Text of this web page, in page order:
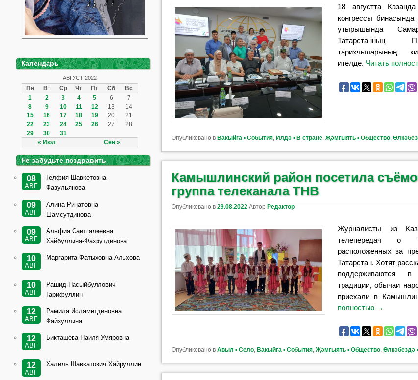
18 августта
конгрессы бинасында
утырышында
Татарстанның
тарихчыларының
ителде. Читать
Опубликовано в Вакыйга ▪ События ,Илдә ▪ В стране ,Җәмгыять ▪ Общество ,
Камышлинский район посетила
группа телеканала ТНВ
Опубликовано в29.08.2022 АвторРедактор
Журналисты из
телепередач о
расположенных за
Татарстан. Хотят
поддерживаются
традиции, обычаи
приехали в
полностью →
Опубликовано в Авыл ▪ Село, Вакыйга ▪ События,Җәмгыять ▪ Общество,Өлкәбездә
Календарь
АВГУСТ 2022
Пн Вт Ср Чт Пт Сб Вс
« Июл Сен »
1 2 3 4 5 6
7
8
9 10 11 12 13
14
15
16 17 18 19 20
21
22
23 24 25 26 27
28
29
30 31
Не забудьте поздравить
08
АВГ
Гелфия Шавкетовна
Фазульянова
09
АВГ
Алина Ринатовна
Шамсутдинова
09
АВГ
Альфия Саитгалеевна
Хайбуллина-Фахрутдинова
10
АВГ
Маргарита Фатыховна Альхова
10
АВГ
Рашид Насыйбуллович
Гарифуллин
12
АВГ
Рамиля Исляметдиновна
Файзуллина
12
АВГ
Бикташева Наиля Умяровна
12
АВГ
Халиль Шавкатович Хайруллин